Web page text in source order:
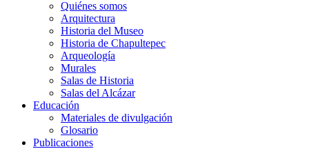
Quiénes somos
Arquitectura
Historia del Museo
Historia de Chapultepec
Arqueología
Murales
Salas de Historia
Salas del Alcázar
Educación
Materiales de divulgación
Glosario
Publicaciones